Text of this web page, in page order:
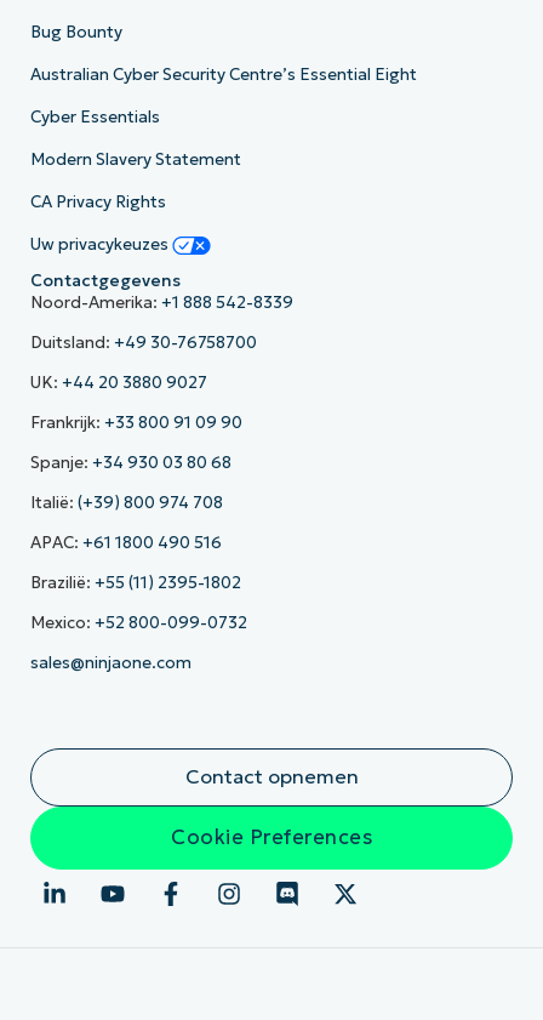
Bug Bounty
Australian Cyber Security Centre’s Essential Eight
Cyber Essentials
Modern Slavery Statement
CA Privacy Rights
Uw privacykeuzes
Contactgegevens
Noord-Amerika: +1 888 542-8339
Duitsland: +49 30-76758700
UK: +44 20 3880 9027
Frankrijk: +33 800 91 09 90
Spanje: +34 930 03 80 68
Italië: (+39) 800 974 708
APAC: +61 1800 490 516
Brazilië: +55 (11) 2395-1802
Mexico: +52 800-099-0732
sales@ninjaone.com
Contact opnemen
Cookie Preferences